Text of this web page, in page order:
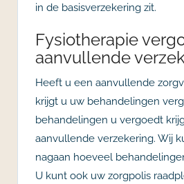
in de basisverzekering zit.
Fysiotherapie
aanvullende
Heeft u een aanvullende
krijgt u uw behandelingen
behandelingen u vergoedt
aanvullende verzekering. Wij
nagaan hoeveel
U kunt ook uw zorgpolis